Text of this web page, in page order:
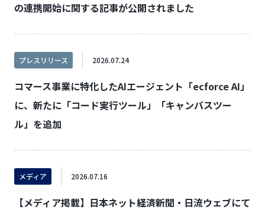
の連携開始に関する記事が公開されました
プレスリリース 2026.07.24
コマース事業に特化したAIエージェント「ecforce AI」
に、新たに「コード実行ツール」「キャンバスツー
ル」を追加
メディア 2026.07.16
【メディア掲載】日本ネット経済新聞・日流ウェブにて